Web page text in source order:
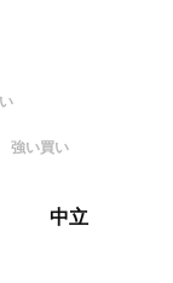
強い買い
中立